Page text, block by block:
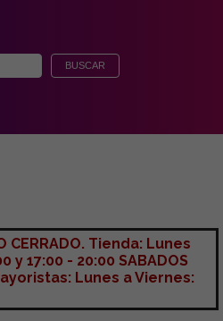
CERRADO. Tienda: Lunes
y 17:00 - 20:00 SABADOS
Lunes a Viernes: